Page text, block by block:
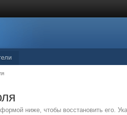
ниже, чтобы восстановить его.